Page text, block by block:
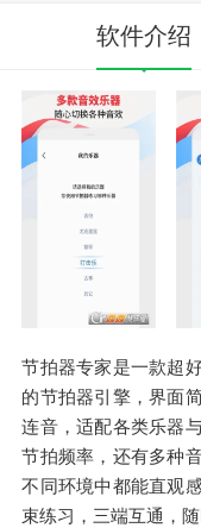
软件介绍
节拍器专家是一款超
的节拍器引擎，界面
连音，适配各类乐器
节拍频率，还有多种
不同环境中都能直观
束练习，三端互通，